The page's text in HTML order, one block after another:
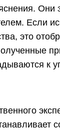
Они
Если
это
к